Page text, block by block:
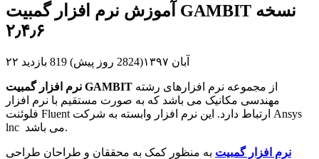
آموزش نرم افزار گمبیت GAMBIT نسخه
۲٫۴٫۶
۲۲ آبان ۱۳۹۷(2824 روز پیش) 819 بازدید
نرم افزار گمبیت GAMBIT
مهندسی مکانیک می باشد که به صورت مستقیم با نرم افزار
فلوئنت Fluent ارتباط دارد. این نرم افزار وابسته به شرکت Ansys
lnc می باشد.
نرم افزار گمبیت به منظور کمک به محققان و طراحان طراحی